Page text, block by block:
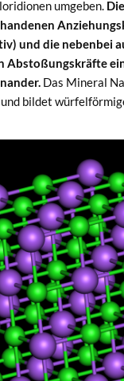
umgeben.
und die nebenbei
Abstoßungskräfte
Das Mineral
bildet